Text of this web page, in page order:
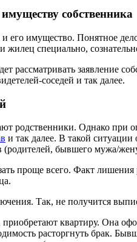
собственника
его имущество. Понятное
жилец специально,
рассматривать заявление
соседей и так далее.
родственники. Однако при
и так далее. В такой ситуации
бывшего мужа/
проще всего. Факт
Так, не получится
квартиру. Она
расторгнуть брак.